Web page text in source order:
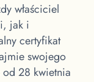
właściciel
jak i
certyfikat
swojego
od 28 kwietnia